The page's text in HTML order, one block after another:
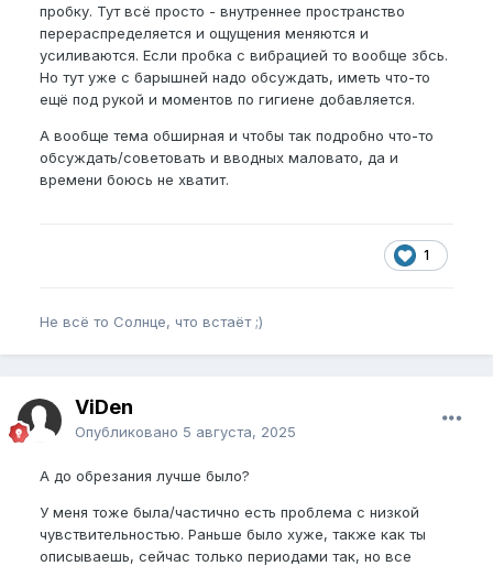
пробку. Тут всё просто - внутреннее пространство
перераспределяется и ощущения меняются и
усиливаются. Если пробка с вибрацией то вообще збсь.
Но тут уже с барышней надо обсуждать, иметь что-то
ещё под рукой и моментов по гигиене добавляется.
А вообще тема обширная и чтобы так подробно что-то
обсуждать/советовать и вводных маловато, да и
времени боюсь не хватит.
1
Не всё то Солнце, что встаёт ;)
ViDen
Опубликовано 5 августа, 2025
А до обрезания лучше было?
У меня тоже была/частично есть проблема с низкой
чувствительностью. Раньше было хуже, также как ты
описываешь, сейчас только периодами так, но все